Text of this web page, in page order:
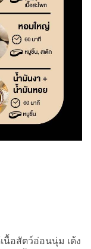
อสัตว์อ่อนนุ่ม เด้ง